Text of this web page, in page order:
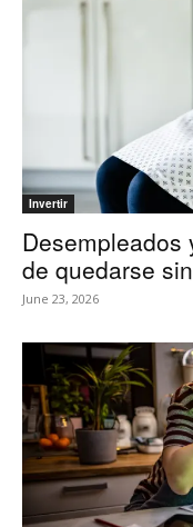
Invertir
Desempleados
de quedarse
June 23, 2026